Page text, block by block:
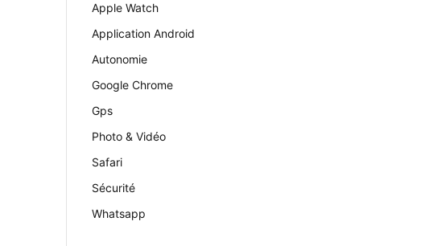
Apple Watch
Application Android
Autonomie
Google Chrome
Gps
Photo & Vidéo
Safari
Sécurité
Whatsapp